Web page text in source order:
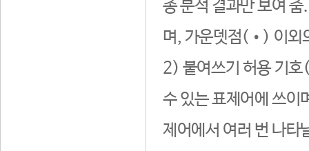
종 분석 결과만 보여
며, 가운뎃점(•) 이외
2) 붙여쓰기 허용 기호
수 있는 표제어에 쓰이
제어에서 여러 번 나타